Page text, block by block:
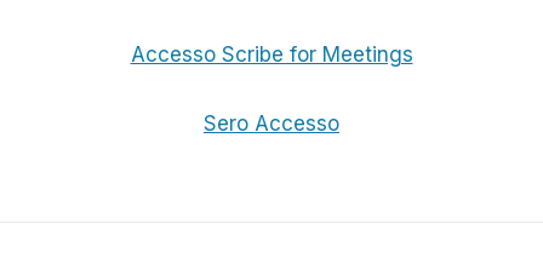
Accesso Scribe for Meetings
Sero Accesso